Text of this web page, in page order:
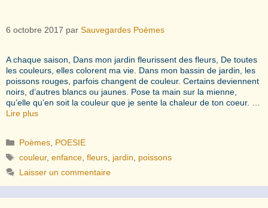
6 octobre 2017 par Sauvegardes Poèmes
A chaque saison, Dans mon jardin fleurissent des fleurs, De toutes
les couleurs, elles colorent ma vie. Dans mon bassin de jardin, les
poissons rouges, parfois changent de couleur. Certains deviennent
noirs, d’autres blancs ou jaunes. Pose ta main sur la mienne,
qu’elle qu’en soit la couleur que je sente la chaleur de ton coeur. …
Lire plus
Catégories
Poèmes POESIE
Étiquettes
couleur,enfance ,fleurs jardin
poissons
Laisser un commentaire